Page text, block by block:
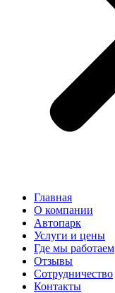
Главная
О компании
Автопарк
Услуги и цены
Где мы работаем
Отзывы
Сотрудничество
Контакты